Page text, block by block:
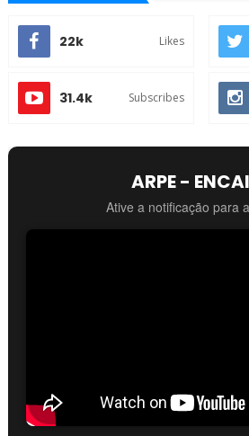
22k Likes
31.4k Subscribes
ARPE -
Ative a notificação para